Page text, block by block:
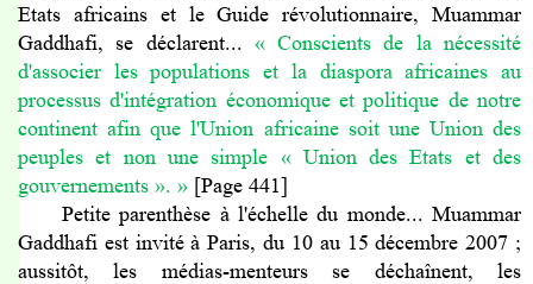
Etats africains et le Guide révolutionnaire, Muammar
Gaddhafi, se déclarent... « Conscients de la nécessité
d'associer les populations et la diaspora africaines au
processus d'intégration économique et politique de notre
continent afin que l'Union africaine soit une Union des
peuples et non une simple « Union des Etats et des
gouvernements ». » [Page 441]
Petite parenthèse à l'échelle du monde... Muammar
Gaddhafi est invité à Paris, du 10 au 15 décembre 2007 ;
aussitôt, les médias-menteurs se déchaînent, les